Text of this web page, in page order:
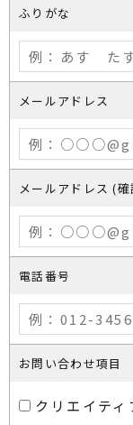
ふりがな
メールアドレス
メールアドレス (確
電話番号
お問い合わせ項目
クリエイティ